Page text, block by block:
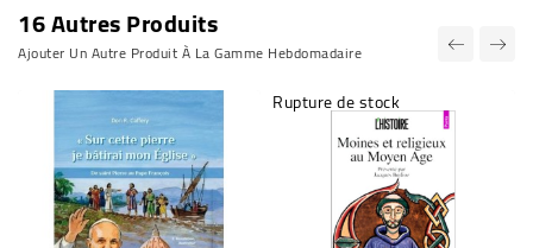
16 Autres Produits
Ajouter Un Autre Produit À La Gamme Hebdomadaire
Rupture de stock